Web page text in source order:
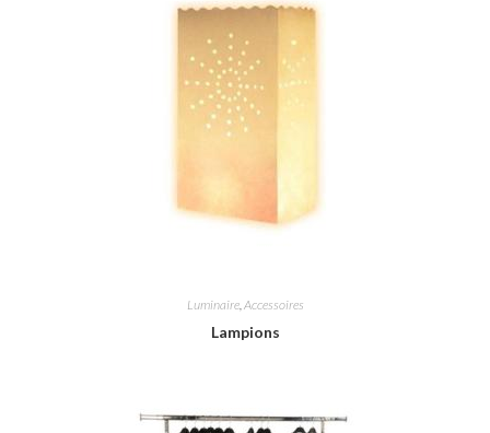
Luminaire, Accessoires
Lampions